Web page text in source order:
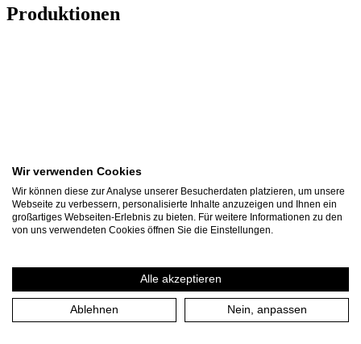
Produktionen
UN/GEWISSE
Wir verwenden Cookies
Wir können diese zur Analyse unserer Besucherdaten platzieren, um unsere
Webseite zu verbessern, personalisierte Inhalte anzuzeigen und Ihnen ein
großartiges Webseiten-Erlebnis zu bieten. Für weitere Informationen zu den
von uns verwendeten Cookies öffnen Sie die Einstellungen.
Alle akzeptieren
Ablehnen Nein, anpassen